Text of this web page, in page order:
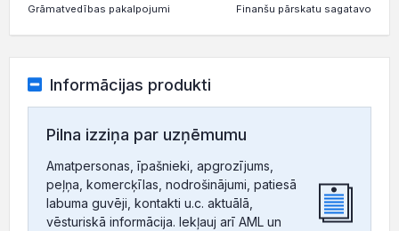
Grāmatvedības pakalpojumi Finanšu pārskatu sagatavošana
Informācijas produkti
Pilna izziņa par uzņēmumu
Amatpersonas, īpašnieki, apgrozījums,
peļņa, komercķīlas, nodrošinājumi, patiesā
labuma guvēji, kontakti u.c. aktuālā,
vēsturiskā informācija. Iekļauj arī AML un